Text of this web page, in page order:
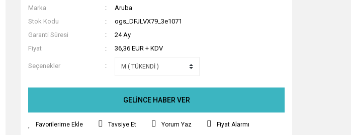
Marka
Aruba
Stok Kodu
ogs_DFJLVX79_3e1071
Garanti Süresi
24 Ay
Fiyat
36,36 EUR + KDV
Seçenekler
GELİNCE HABER VER
Tavsiye Et Yorum Yaz Fiyat Alarmı